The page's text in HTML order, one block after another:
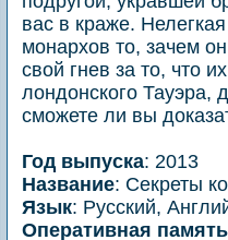
вас в краже.
монархов то, зачем
свой гнев за то, что
лондонского Тауэра,
сможете ли вы
Год выпуска: 2013
Название: Секреты
Язык: Русский,
Оперативная память